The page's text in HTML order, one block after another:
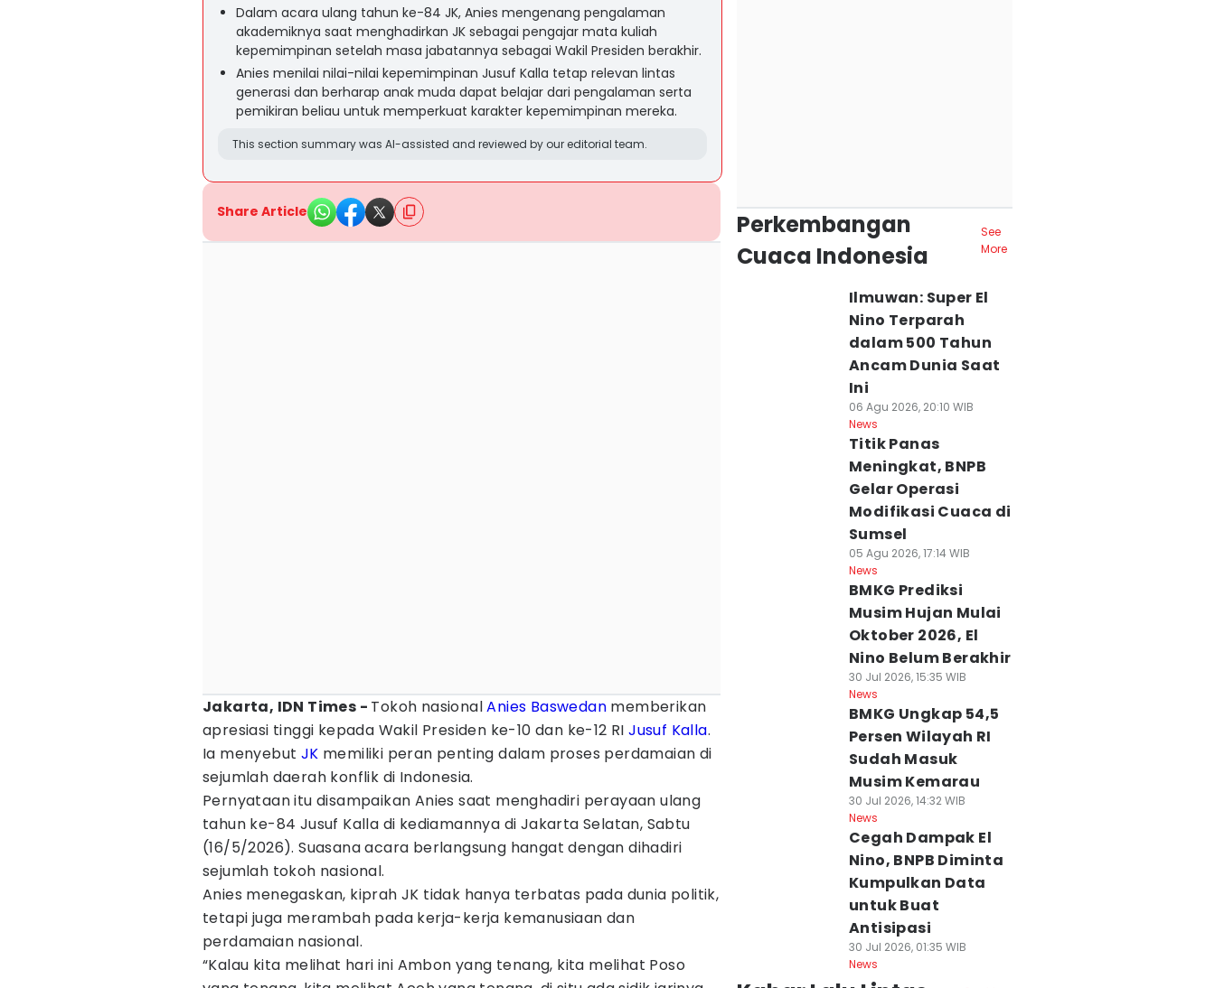
Dalam acara ulang tahun ke-84 JK, Anies mengenang pengalaman
akademiknya saat menghadirkan JK sebagai pengajar mata kuliah
kepemimpinan setelah masa jabatannya sebagai Wakil Presiden berakhir.
Anies menilai nilai-nilai kepemimpinan Jusuf Kalla tetap relevan lintas
generasi dan berharap anak muda dapat belajar dari pengalaman serta
pemikiran beliau untuk memperkuat karakter kepemimpinan mereka.
This section summary was AI-assisted and reviewed by our editorial team.
Share Article
Jakarta, IDN Times - Tokoh nasionalAnies Baswedan memberikan
apresiasi tinggi kepada Wakil Presiden ke-10 dan ke-12 RIJusuf Kalla.
Ia menyebut JK memiliki peran penting dalam proses perdamaian di
sejumlah daerah konflik di Indonesia.
Pernyataan itu disampaikan Anies saat menghadiri perayaan ulang
tahun ke-84 Jusuf Kalla di kediamannya di Jakarta Selatan, Sabtu
(16/5/2026). Suasana acara berlangsung hangat dengan dihadiri
sejumlah tokoh nasional.
Anies menegaskan, kiprah JK tidak hanya terbatas pada dunia politik,
tetapi juga merambah pada kerja-kerja kemanusiaan dan
perdamaian nasional.
“Kalau kita melihat hari ini Ambon yang tenang, kita melihat Poso
Perkembangan
Cuaca Indonesia
See
More
Ilmuwan: Super El
Nino Terparah
dalam 500 Tahun
Ancam Dunia Saat
Ini
06 Agu 2026, 20:10 WIB
News
Titik Panas
Meningkat, BNPB
Gelar Operasi
Modifikasi Cuaca di
Sumsel
05 Agu 2026, 17:14 WIB
News
BMKG Prediksi
Musim Hujan Mulai
Oktober 2026, El
Nino Belum Berakhir
30 Jul 2026, 15:35 WIB
News
BMKG Ungkap 54,5
Persen Wilayah RI
Sudah Masuk
Musim Kemarau
30 Jul 2026, 14:32 WIB
News
Cegah Dampak El
Nino, BNPB Diminta
Kumpulkan Data
untuk Buat
Antisipasi
30 Jul 2026, 01:35 WIB
News